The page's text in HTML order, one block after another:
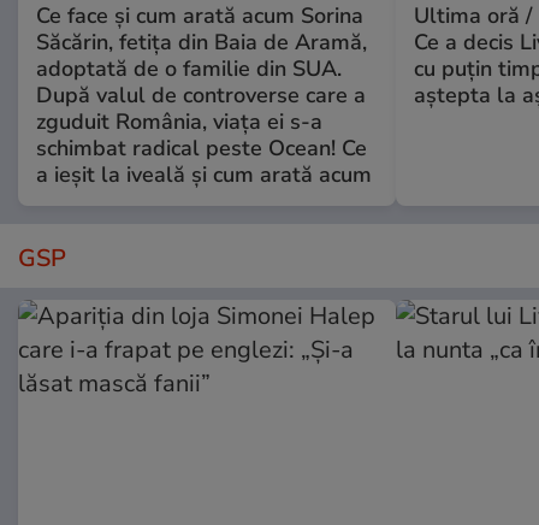
Ce face și cum arată acum Sorina
Săcărin, fetița din Baia de Aramă,
adoptată de o familie din SUA.
După valul de controverse care a
zguduit România, viața ei s-a
schimbat radical peste Ocean! Ce
a ieșit la iveală și cum arată acum
Ultima oră /
Ce a decis
cu puțin
aștepta la
GSP